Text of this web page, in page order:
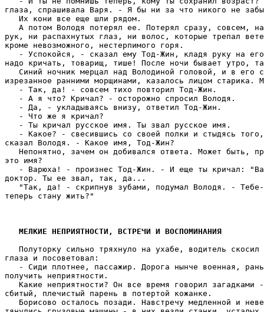
МЕЛКИЕ НЕПРИЯТНОСТИ, ВСТРЕЧИ И ВОСПОМИНАНИЯ